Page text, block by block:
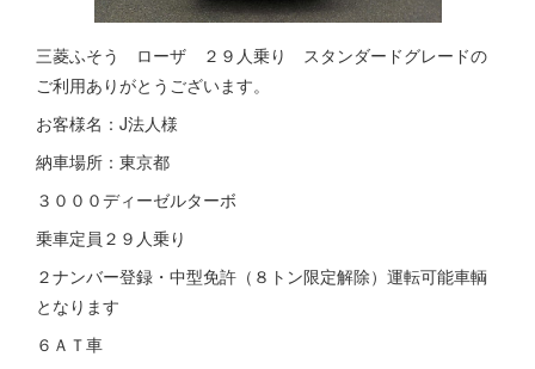
三菱ふそう ローザ ２９人乗り スタンダードグレードの
ご利用ありがとうございます。
お客様名：J法人様
納車場所：東京都
３０００ディーゼルターボ
乗車定員２９人乗り
２ナンバー登録・中型免許（８トン限定解除）運転可能車輌
となります
６ＡＴ車